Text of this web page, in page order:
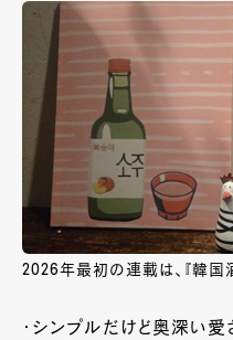
2026年最初の連載は、『韓国
・シンプルだけど奥深い